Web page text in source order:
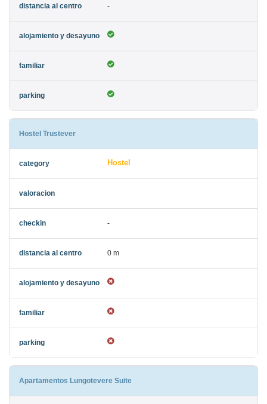
-
Hostel Trustever
Hostel
-
0 m
Apartamentos Lungotevere Suite